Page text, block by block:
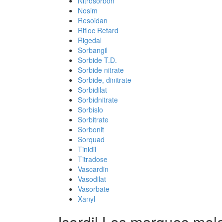
Nosim
Resoidan
Rifloc Retard
Rigedal
Sorbangil
Sorbide T.D.
Sorbide nitrate
Sorbide, dinitrate
Sorbidilat
Sorbidnitrate
Sorbislo
Sorbitrate
Sorbonit
Sorquad
Tinidil
Titradose
Vascardin
Vasodilat
Vasorbate
Xanyl